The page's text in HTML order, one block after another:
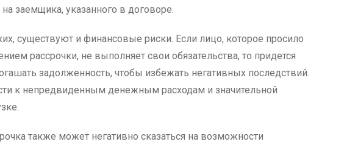
заемщика, указанного в договоре.
существуют и финансовые риски. Если лицо, которое просило
рассрочки, не выполняет свои обязательства, то придется
задолженность, чтобы избежать негативных последствий.
к непредвиденным денежным расходам и значительной
также может негативно сказаться на возможности